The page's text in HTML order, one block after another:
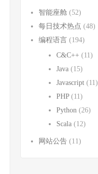
智能座舱 (52)
每日技术热点 (48)
编程语言 (194)
C&C++ (11)
Java (15)
Javascript (11)
PHP (11)
Python (26)
Scala (12)
网站公告 (11)